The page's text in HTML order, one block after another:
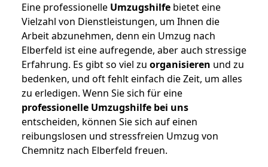
Eine professionelle Umzugshilfe bietet eine
Vielzahl von Dienstleistungen, um Ihnen die
Arbeit abzunehmen, denn ein Umzug nach
Elberfeld ist eine aufregende, aber auch stressige
Erfahrung. Es gibt so viel zu organisieren und zu
bedenken, und oft fehlt einfach die Zeit, um alles
zu erledigen. Wenn Sie sich für eine
professionelle Umzugshilfe bei uns
entscheiden, können Sie sich auf einen
reibungslosen und stressfreien Umzug von
Chemnitz nach Elberfeld freuen.